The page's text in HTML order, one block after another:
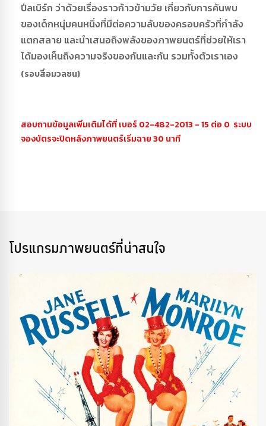
ปีลเบิร์ก ว่าด้วยเรื่องราวก้าวข้ามวัย เกี่ยวกับการค้นพบ
ของเด็กหนุ่มคนหนึ่งที่มีต่อความลับของครอบครัวที่กำลัง
แตกสลาย และนำเสนอถึงพลังของภาพยนตร์ที่ช่วยให้เรา
ได้มองเห็นถึงความจริงของกันและกัน รวมทั้งตัวเราเอง
(รอบสื่อมวลชน)
สอบถามข้อมูลเพิ่มเติมได้ที่ เบอร์ 02-482-2013 - 15 ต่อ 0 ระบบ
จองบัตรจะปิดหลังภาพยนตร์เริ่มฉาย 30 นาที
โปรแกรมภาพยนตร์ที่น่าสนใจ